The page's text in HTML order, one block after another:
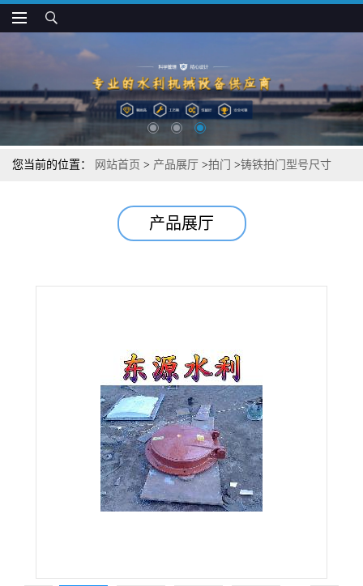
您当前的位置： 网站首页 > 产品展厅 >拍门 >铸铁拍门型号尺寸
产品展厅